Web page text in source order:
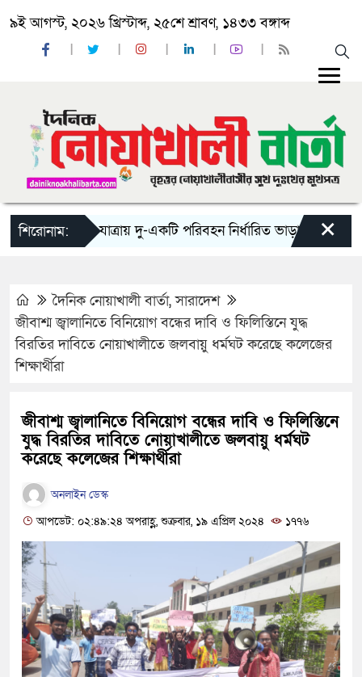
৯ই আগস্ট, ২০২৬ খ্রিস্টাব্দ, ২৫শে শ্রাবণ, ১৪৩৩ বঙ্গাব্দ
শিরোনাম:
‘ঈদ যাত্রায় দু-একটি পরিবহন নির্ধারিত ভাড়ার চেয়েও কম×
দৈনিক নোয়াখালী বার্তা,সারাদেশ
জীবাশ্ম জ্বালানিতে বিনিয়োগ বন্ধের দাবি ও ফিলিস্তিনে যুদ্ধ
বিরতির দাবিতে নোয়াখালীতে জলবায়ু ধর্মঘট করেছে কলেজের
শিক্ষার্থীরা
জীবাশ্ম জ্বালানিতে বিনিয়োগ বন্ধের দাবি ও ফিলিস্তিনে
যুদ্ধ বিরতির দাবিতে নোয়াখালীতে জলবায়ু ধর্মঘট
করেছে কলেজের শিক্ষার্থীরা
অনলাইন ডেস্ক
আপডেট: ০২:৪৯:২৪ অপরাহ্ণ, শুক্রবার, ১৯ এপ্রিল ২০২৪
১৭৭৬